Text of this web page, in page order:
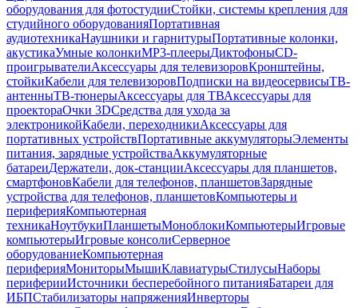
оборудования для фотостудииСтойки, системы крепления для
студийного оборудованияПортативная
аудиотехникаНаушники и гарнитурыПортативные колонки,
акустикаУмные колонкиMP3-плеерыДиктофоныCD-
проигрывателиАксессуары для телевизоровКронштейны,
стойкиКабели для телевизоровПодписки на видеосервисыТВ-
антенныТВ-тюнерыАксессуары для ТВАксессуары для
проектораОчки 3DСредства для ухода за
электроникойКабели, переходникиАксессуары для
портативных устройствПортативные аккумуляторыЭлементы
питания, зарядные устройстваАккумуляторные
батареиДержатели, док-станцииАксессуары для планшетов,
смартфоновКабели для телефонов, планшетовЗарядные
устройства для телефонов, планшетовКомпьютеры и
периферияКомпьютерная
техникаНоутбукиПланшетыМоноблокиКомпьютерыИгровые
компьютерыИгровые консолиСерверное
оборудованиеКомпьютерная
периферияМониторыМышиКлавиатурыСтилусыНаборы
периферииИсточники бесперебойного питанияБатареи для
ИБПСтабилизаторы напряженияИнверторы